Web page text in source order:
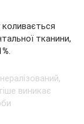
коливається
тканини,
.